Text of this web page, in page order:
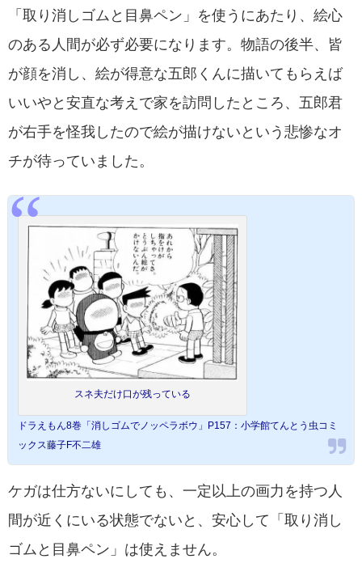
「取り消しゴムと目鼻ペン」を使うにあたり、絵心
のある人間が必ず必要になります。物語の後半、皆
が顔を消し、絵が得意な五郎くんに描いてもらえば
いいやと安直な考えで家を訪問したところ、五郎君
が右手を怪我したので絵が描けないという悲惨なオ
チが待っていました。
スネ夫だけ口が残っている
ドラえもん8巻「消しゴムでノッペラボウ」P157：小学館てんとう虫コミ
ックス藤子F不二雄
ケガは仕方ないにしても、一定以上の画力を持つ人
間が近くにいる状態でないと、安心して「取り消し
ゴムと目鼻ペン」は使えません。